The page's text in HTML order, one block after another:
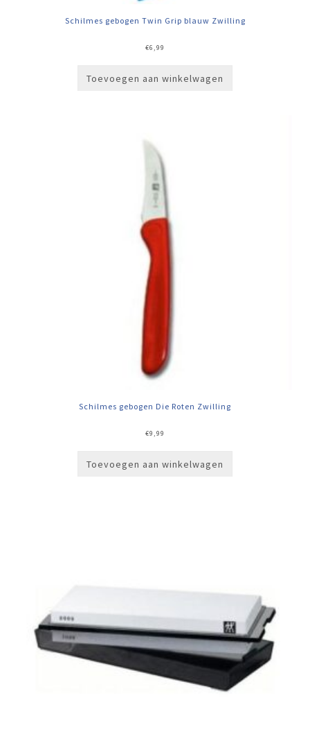
Schilmes gebogen Twin Grip blauw Zwilling
€6,99
Toevoegen aan winkelwagen
Schilmes gebogen Die Roten Zwilling
€9,99
Toevoegen aan winkelwagen